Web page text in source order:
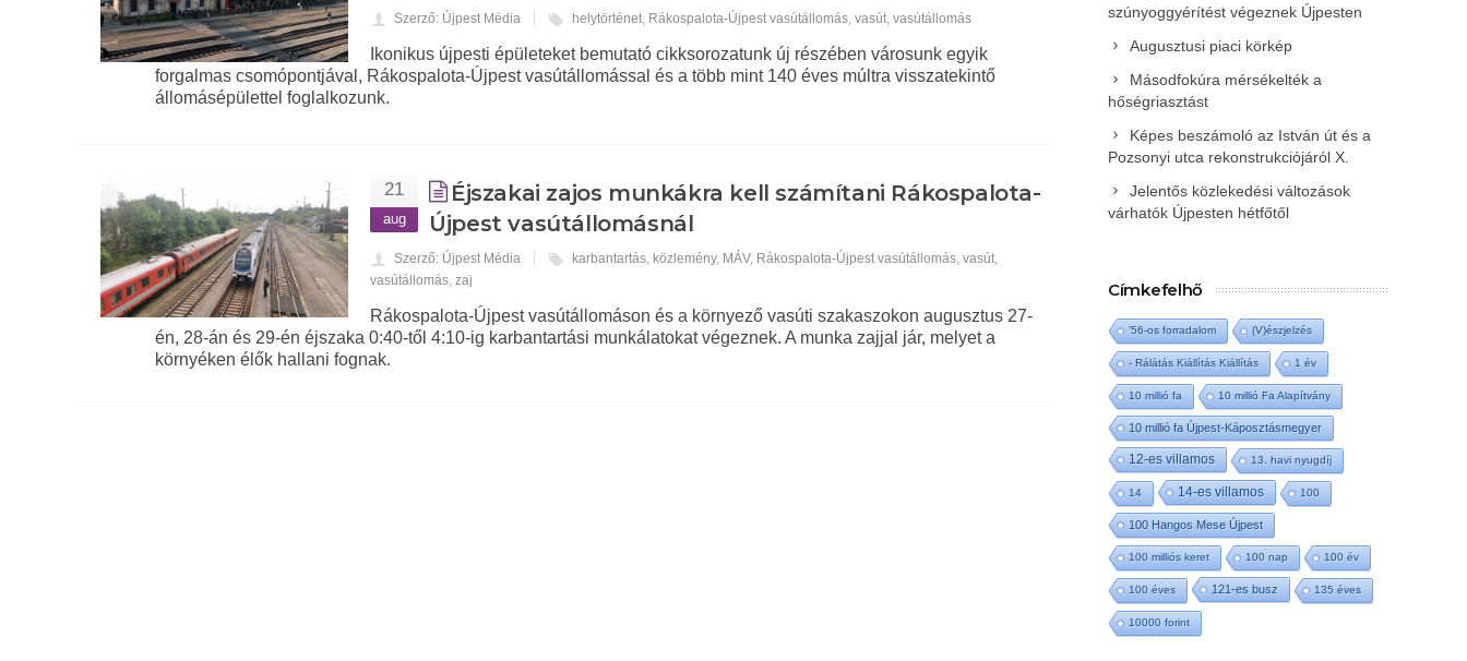
Szerző: Újpest Média helytörténet, Rákospalota-Újpest vasútállomás,vasút,vasútállomás
Ikonikus újpesti épületeket bemutató cikksorozatunk új részében városunk egyik
forgalmas csomópontjával, Rákospalota-Újpest vasútállomással és a több mint 140 éves múltra visszatekintő
állomásépülettel foglalkozunk.
21
aug
Éjszakai zajos munkákra kell számítani Rákospalota-
Újpest vasútállomásnál
Szerző: Újpest Média karbantartás, közlemény, MÁV, Rákospalota-Újpest vasútállomás,vasút,
vasútállomás,zaj
Rákospalota-Újpest vasútállomáson és a környező vasúti szakaszokon augusztus 27-
én, 28-án és 29-én éjszaka 0:40-től 4:10-ig karbantartási munkálatokat végeznek. A munka zajjal jár, melyet a
környéken élők hallani fognak.
szúnyoggyérítést végeznek Újpesten
Augusztusi piaci körkép
Másodfokúra mérsékelték a
hőségriasztást
Képes beszámoló az István út és a
Pozsonyi utca rekonstrukciójáról X.
Jelentős közlekedési változások
várhatók Újpesten hétfőtől
Címkefelhő
'56-os forradalom (V)észjelzés
- Rálátás Kiállítás Kiállítás 1 év
10 millió fa 10 millió Fa Alapítvány
10 millió fa Újpest-Káposztásmegyer
12-es villamos 13. havi nyugdíj
14 14-es villamos 100
100 Hangos Mese Újpest
100 milliós keret 100 nap 100 év
100 éves 121-es busz 135 éves
10000 forint